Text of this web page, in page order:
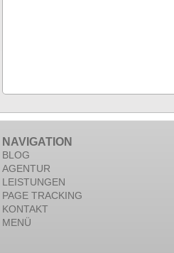
NAVIGATION
BLOG
AGENTUR
LEISTUNGEN
PAGE TRACKING
KONTAKT
MENÜ